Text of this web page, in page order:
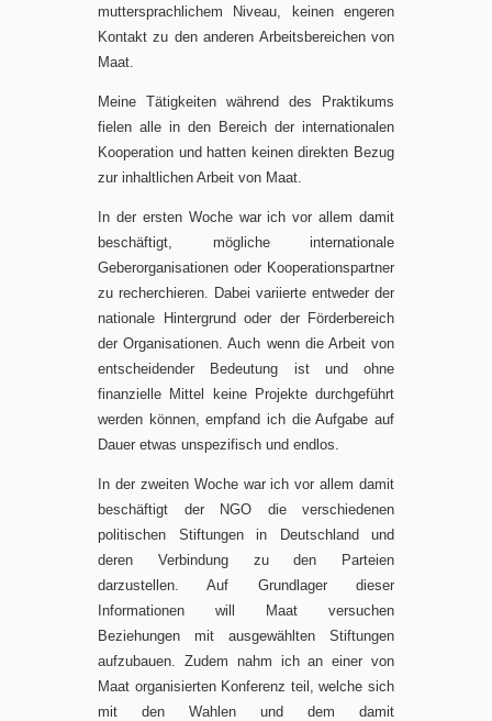
muttersprachlichem Niveau, keinen engeren
Kontakt zu den anderen Arbeitsbereichen von
Maat.
Meine Tätigkeiten während des Praktikums
fielen alle in den Bereich der internationalen
Kooperation und hatten keinen direkten Bezug
zur inhaltlichen Arbeit von Maat.
In der ersten Woche war ich vor allem damit
beschäftigt, mögliche internationale
Geberorganisationen oder Kooperationspartner
zu recherchieren. Dabei variierte entweder der
nationale Hintergrund oder der Förderbereich
der Organisationen. Auch wenn die Arbeit von
entscheidender Bedeutung ist und ohne
finanzielle Mittel keine Projekte durchgeführt
werden können, empfand ich die Aufgabe auf
Dauer etwas unspezifisch und endlos.
In der zweiten Woche war ich vor allem damit
beschäftigt der NGO die verschiedenen
politischen Stiftungen in Deutschland und
deren Verbindung zu den Parteien
darzustellen. Auf Grundlager dieser
Informationen will Maat versuchen
Beziehungen mit ausgewählten Stiftungen
aufzubauen. Zudem nahm ich an einer von
Maat organisierten Konferenz teil, welche sich
mit den Wahlen und dem damit